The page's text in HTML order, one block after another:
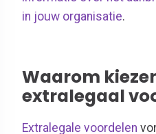
in jouw organisatie.
Waarom
extralegaal
Extralegale voordelen